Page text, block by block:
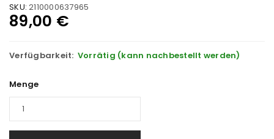
SKU: 2110000637965
89,00 €
Verfügbarkeit: Vorrätig (kann nachbestellt werden)
Menge